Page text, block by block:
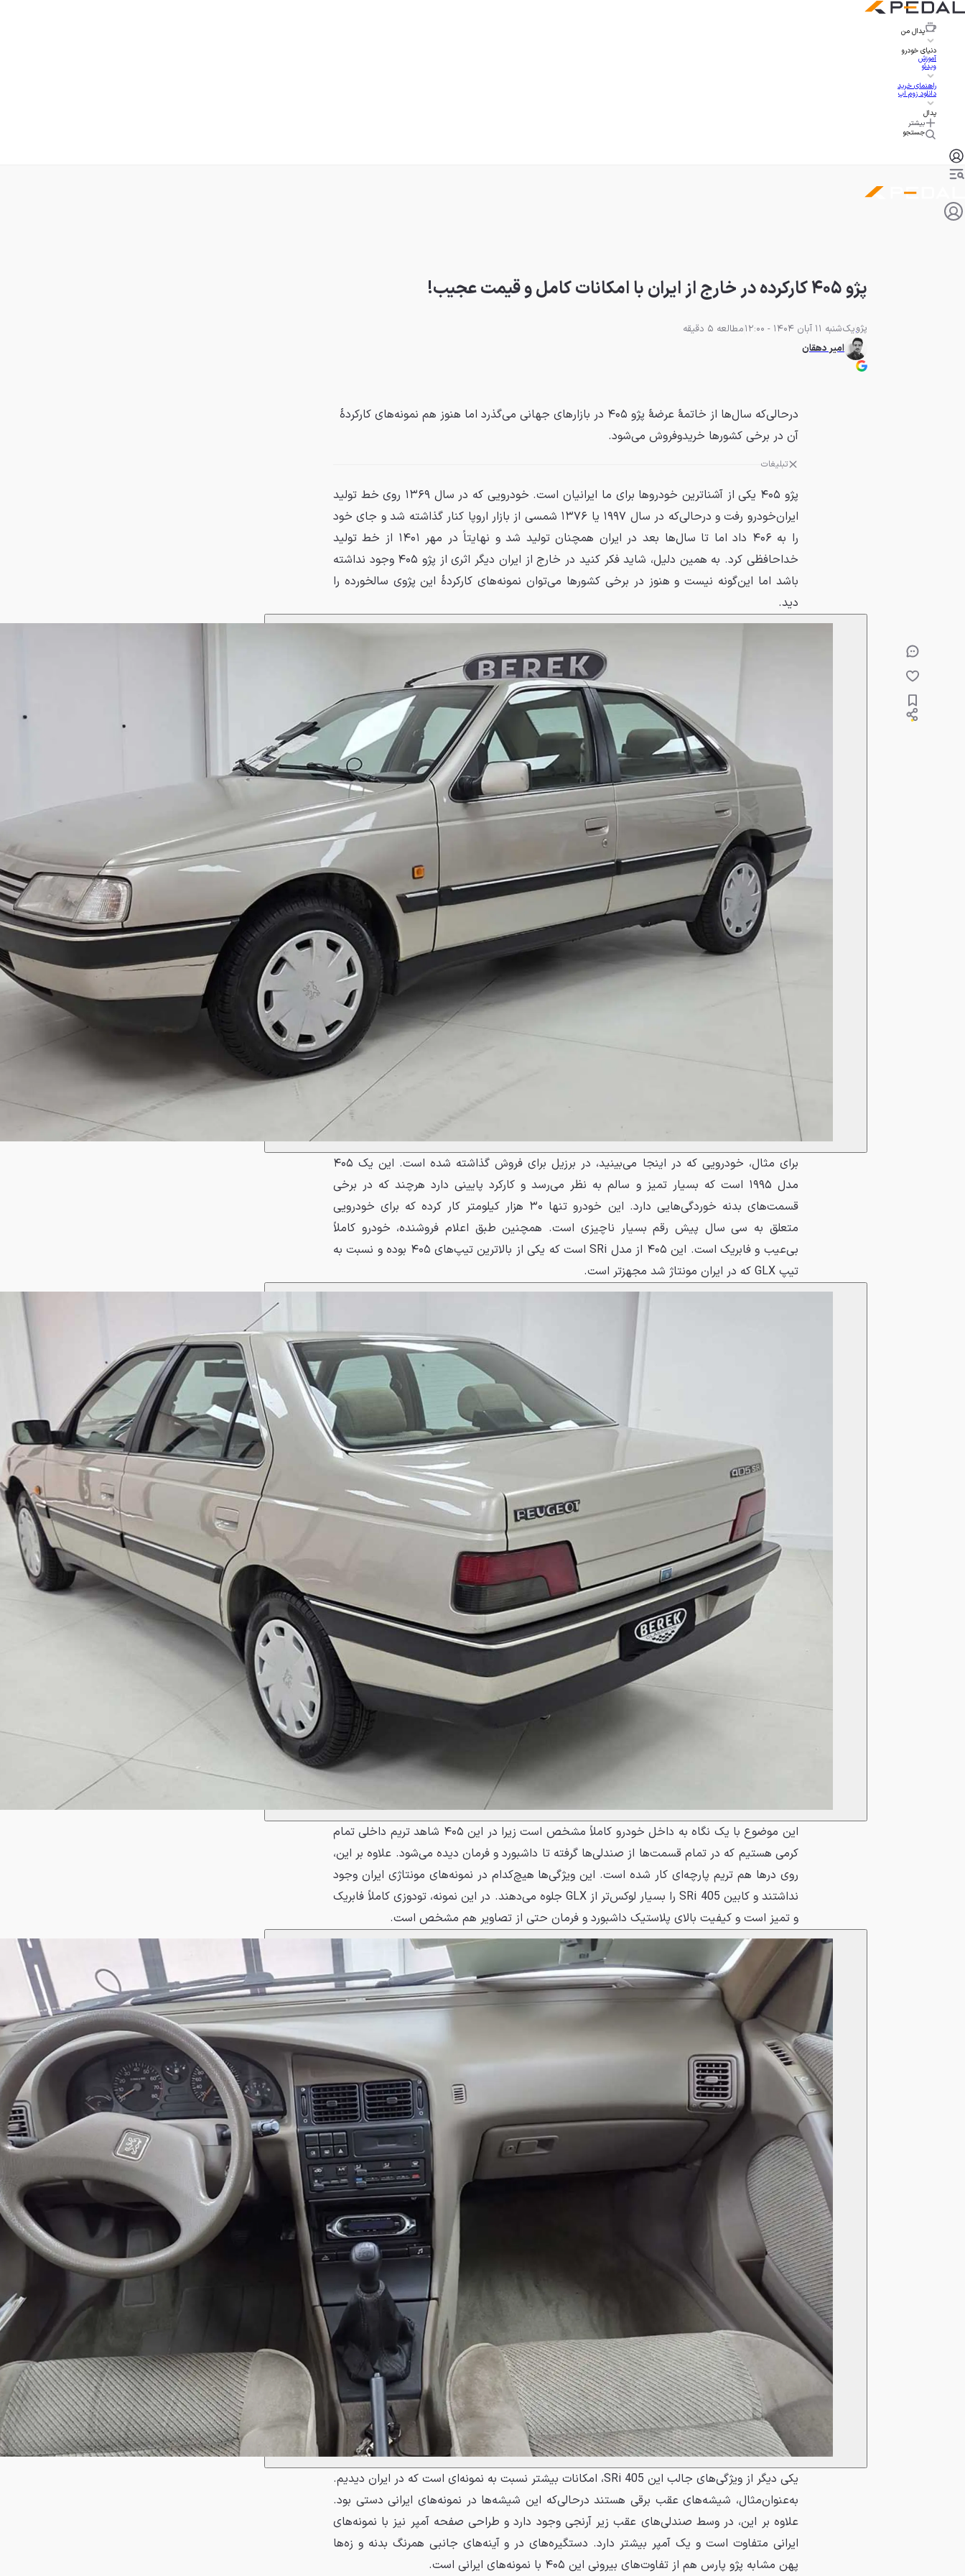
پدال من
دنیای خودرو
آموزش
ویدئو
راهنمای خرید
دانلود زوم اپ
پدال
بیشتر
جستجو
پژو ۴۰۵ کارکرده در خارج از ایران با امکانات کامل و قیمت عجیب!
پژویک‌شنبه 11 آبان 1404 - 12:00
مطالعه 5 دقیقه
امیر دهقان
درحالی‌که سال‌ها از خاتمهٔ عرضهٔ پژو ۴۰۵ در بازارهای جهانی می‌گذرد اما هنوز هم نمونه‌های کارکردهٔ
آن در برخی کشورها خریدوفروش می‌شود.
تبلیغات
پژو ۴۰۵ یکی از آشناترین خودروها برای ما ایرانیان است. خودرویی که در سال ۱۳۶۹ روی خط تولید
ایران‌خودرو رفت و درحالی‌که در سال ۱۹۹۷ یا ۱۳۷۶ شمسی از بازار اروپا کنار گذاشته شد و جای خود
را به ۴۰۶ داد اما تا سال‌ها بعد در ایران همچنان تولید شد و نهایتاً در مهر ۱۴۰۱ از خط تولید
خداحافظی کرد. به همین دلیل، شاید فکر کنید در خارج از ایران دیگر اثری از پژو ۴۰۵ وجود نداشته
باشد اما این‌گونه نیست و هنوز در برخی کشورها می‌توان نمونه‌های کارکردهٔ این پژوی سالخورده را
دید.
برای مثال، خودرویی که در اینجا می‌بینید، در برزیل برای فروش گذاشته شده است. این یک ۴۰۵
مدل ۱۹۹۵ است که بسیار تمیز و سالم به نظر می‌رسد و کارکرد پایینی دارد هرچند که در برخی
قسمت‌های بدنه خوردگی‌هایی دارد. این خودرو تنها ۳۰ هزار کیلومتر کار کرده که برای خودرویی
متعلق به سی سال پیش رقم بسیار ناچیزی است. همچنین طبق اعلام فروشنده، خودرو کاملاً
بی‌عیب و فابریک است. این ۴۰۵ از مدل SRi است که یکی از بالاترین تیپ‌های ۴۰۵ بوده و نسبت به
تیپ GLX که در ایران مونتاژ شد مجهزتر است.
این موضوع با یک نگاه به داخل خودرو کاملاً مشخص است زیرا در این ۴۰۵ شاهد تریم داخلی تمام
کرمی هستیم که در تمام قسمت‌ها از صندلی‌ها گرفته تا داشبورد و فرمان دیده می‌شود. علاوه بر این،
روی درها هم تریم پارچه‌ای کار شده است. این ویژگی‌ها هیچ‌کدام در نمونه‌های مونتاژی ایران وجود
نداشتند و کابین 405 SRi را بسیار لوکس‌تر از GLX جلوه می‌دهند. در این نمونه، تودوزی کاملاً فابریک
و تمیز است و کیفیت بالای پلاستیک داشبورد و فرمان حتی از تصاویر هم مشخص است.
یکی دیگر از ویژگی‌های جالب این 405 SRi، امکانات بیشتر نسبت به نمونه‌ای است که در ایران دیدیم.
به‌عنوان‌مثال، شیشه‌های عقب برقی هستند درحالی‌که این شیشه‌ها در نمونه‌های ایرانی دستی بود.
علاوه بر این، در وسط صندلی‌های عقب زیر آرنجی وجود دارد و طراحی صفحه آمپر نیز با نمونه‌های
ایرانی متفاوت است و یک آمپر بیشتر دارد. دستگیره‌های در و آینه‌های جانبی همرنگ بدنه و زه‌ها
پهن مشابه پژو پارس هم از تفاوت‌های بیرونی این ۴۰۵ با نمونه‌های ایرانی است.